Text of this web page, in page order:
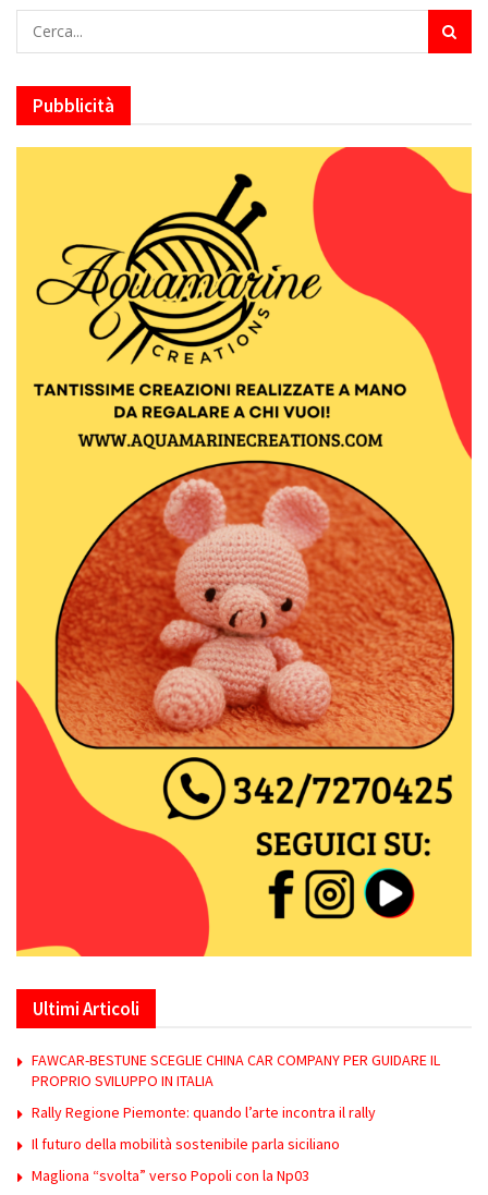
Pubblicità
Ultimi Articoli
FAWCAR-BESTUNE SCEGLIE CHINA CAR COMPANY PER GUIDARE IL
PROPRIO SVILUPPO IN ITALIA
Rally Regione Piemonte: quando l’arte incontra il rally
Il futuro della mobilità sostenibile parla siciliano
Magliona “svolta” verso Popoli con la Np03